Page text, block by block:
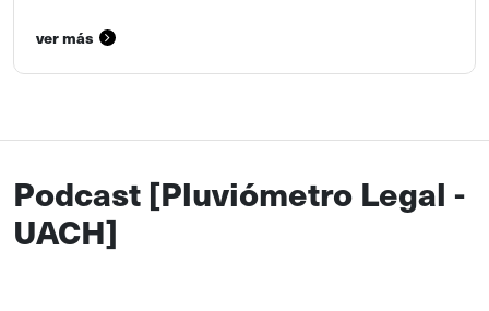
ver más
Podcast [Pluviómetro Legal -
UACH]